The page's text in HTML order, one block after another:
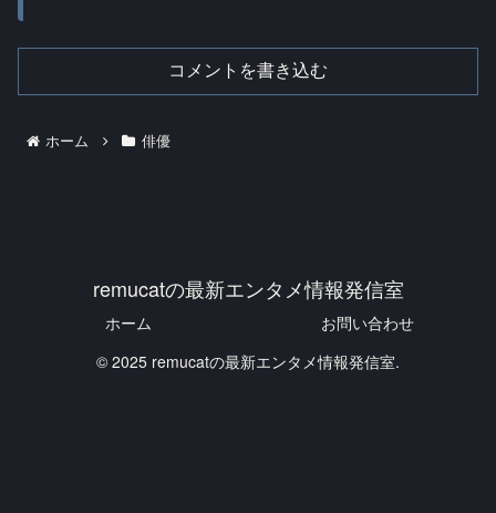
コメントを書き込む
ホーム 俳優
remucatの最新エンタメ情報発信室
ホーム
お問い合わせ
© 2025 remucatの最新エンタメ情報発信室.